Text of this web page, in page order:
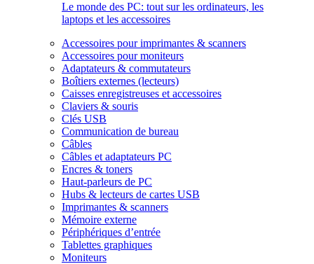
Le monde des PC: tout sur les ordinateurs, les
laptops et les accessoires
Accessoires pour imprimantes & scanners
Accessoires pour moniteurs
Adaptateurs & commutateurs
Boîtiers externes (lecteurs)
Caisses enregistreuses et accessoires
Claviers & souris
Clés USB
Communication de bureau
Câbles
Câbles et adaptateurs PC
Encres & toners
Haut-parleurs de PC
Hubs & lecteurs de cartes USB
Imprimantes & scanners
Mémoire externe
Périphériques d’entrée
Tablettes graphiques
Moniteurs